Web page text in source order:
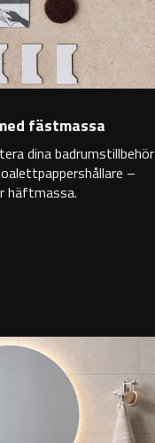
fästmassa
dina badrumstillbehör
–
häftmassa.